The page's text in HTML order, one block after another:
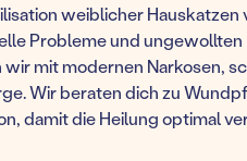
weiblicher
Probleme und
mit modernen Narkosen,
Wir beraten dich zu
damit die Heilung optimal